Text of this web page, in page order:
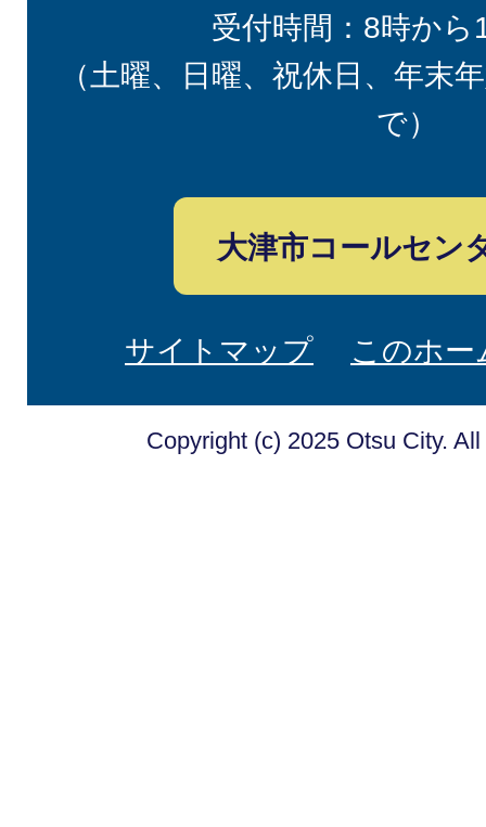
受付時間：8時から
（土曜、日曜、祝休日、年末
で）
大津市コールセン
サイトマップ このホ
Copyright (c) 2025 Otsu City.